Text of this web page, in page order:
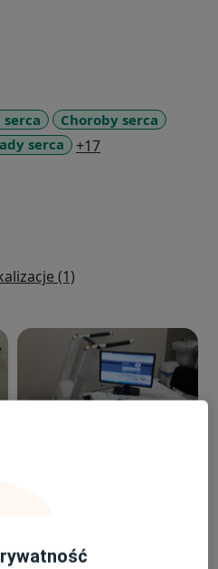
wartość, która daje mi
codziennej pracy, a moim
poziomu
Choroby serca
serca +17
(1)
o doświadczeniu